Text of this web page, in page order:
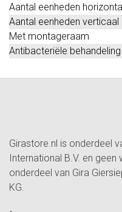
Aantal eenheden
Aantal eenheden verticaal
Met montageraam
Antibacteriële behandeling
Girastore.nl is onderdeel
International B.V. en geen
onderdeel van Gira
KG.